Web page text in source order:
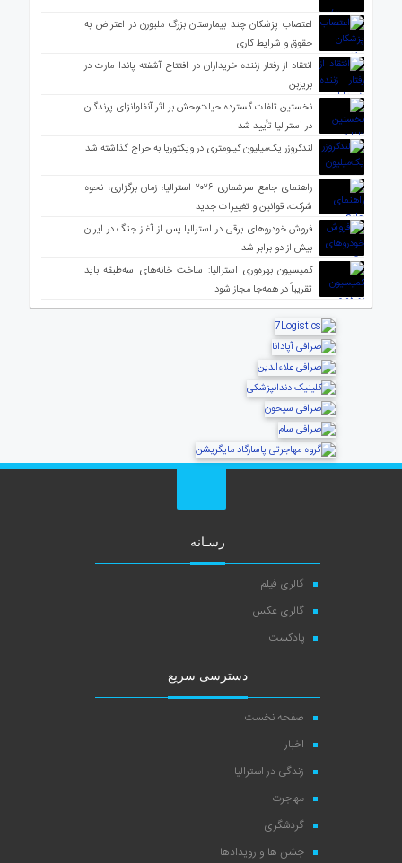
اعتصاب پزشکان چند بیمارستان بزرگ ملبورن در اعتراض به
حقوق و شرایط کاری
انتقاد از رفتار زننده خریداران در افتتاح آشفته پاندا مارت در
بریزبن
نخستین تلفات گسترده حیات‌وحش بر اثر آنفلوانزای پرندگان
در استرالیا تأیید شد
لندکروزر یک‌میلیون کیلومتری در ویکتوریا به حراج گذاشته شد
راهنمای جامع سرشماری ۲۰۲۶ استرالیا؛ زمان برگزاری، نحوه
شرکت، قوانین و تغییرات جدید
فروش خودروهای برقی در استرالیا پس از آغاز جنگ در ایران
بیش از دو برابر شد
کمیسیون بهره‌وری استرالیا: ساخت خانه‌های سه‌طبقه باید
تقریباً در همه‌جا مجاز شود
رسـانه
گالری فیلم
گالری عکس
پادکست
دسترسی سریع
صفحه نخست
اخبار
زندگی در استرالیا
مهاجرت
گردشگری
جشن ها و رویدادها